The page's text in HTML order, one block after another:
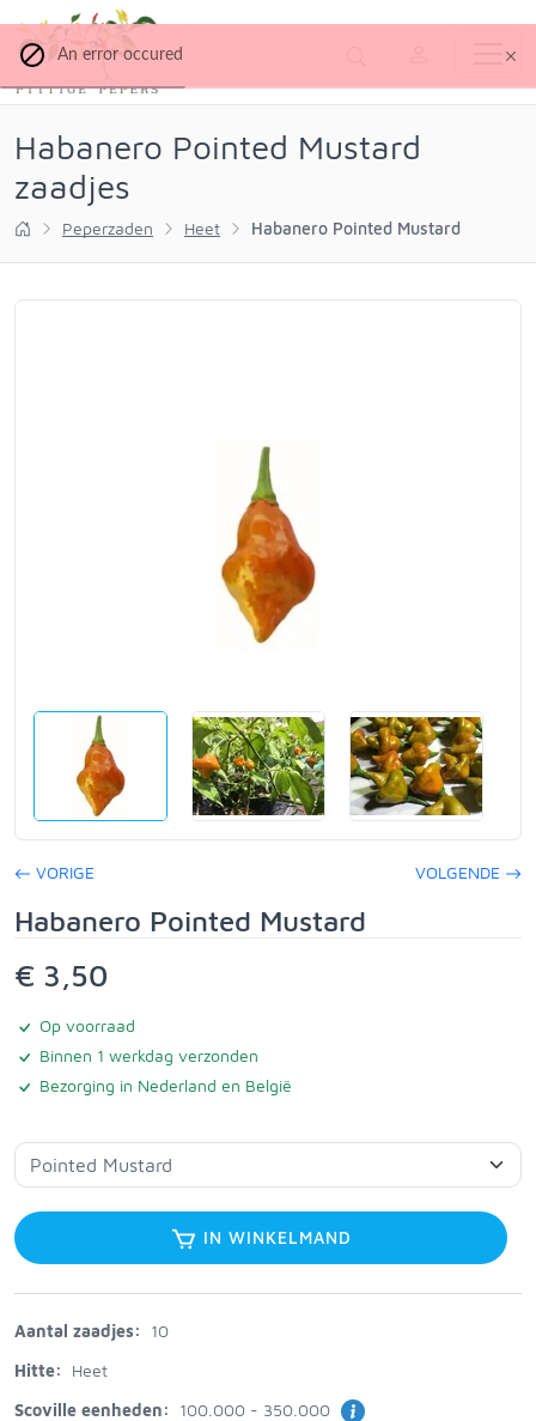
Habanero Pointed Mustard
zaadjes
Peperzaden Heet Habanero Pointed Mustard
VORIGE VOLGENDE
Habanero Pointed Mustard
€ 3,50
Op voorraad
Binnen 1 werkdag verzonden
Bezorging in Nederland en België
IN WINKELMAND
Aantal zaadjes:
10
Hitte:
Heet
Scoville eenheden:
100.000 - 350.000
An error occured